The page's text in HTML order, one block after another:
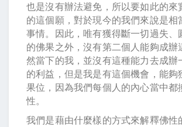
也是沒有辦法避免，所以要如此的來
的這個願，對於現今的我們來說是相
事情。因此，唯有獲得斷一切過失、
的佛果之外，沒有第二個人能夠成辦
然當下的我，並沒有這種能力去成辦
的利益，但是我是有這個機會，能夠
果位，因為我們每個人的內心當中都
性。
我們是藉由什麼樣的方式來解釋佛性